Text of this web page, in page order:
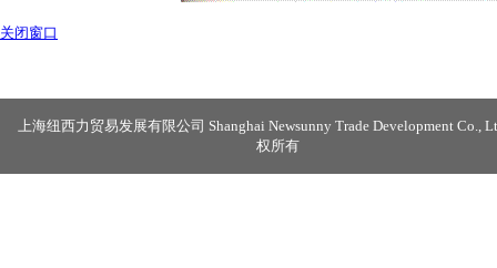
关闭窗口
上海纽西力贸易发展有限公司 Shanghai Newsunny Trade Development Co.,
权所有